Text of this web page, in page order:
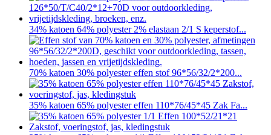
34% katoen 64% polyester 2% elastaan ​​2/1 S keperstof...
70% katoen 30% polyester effen stof 96*56/32/2*200...
35% katoen 65% polyester effen 110*76/45*45 Zak Fa...